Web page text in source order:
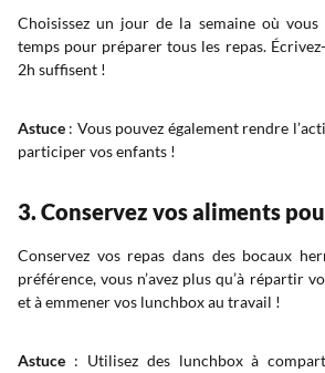
Choisissez un jour de la semaine où vous
temps pour préparer tous les repas.
2h suffisent !
Astuce : Vous pouvez également rendre
participer vos enfants !
3. Conservez vos aliments
Conservez vos repas dans des bocaux
préférence, vous n’avez plus qu’à répartir
et à emmener vos lunchbox au travail !
Astuce : Utilisez des lunchbox à